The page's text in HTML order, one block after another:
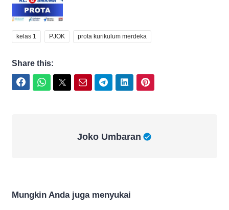
kelas 1 PJOK prota kurikulum merdeka
Share this:
Joko Umbaran
Mungkin Anda juga menyukai